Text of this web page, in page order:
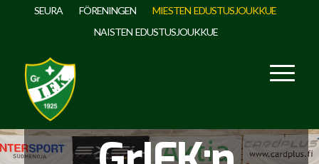
SEURA FÖRENINGEN
MIESTEN EDUSTUSJOUKKUE
NAISTEN EDUSTUSJOUKKUE